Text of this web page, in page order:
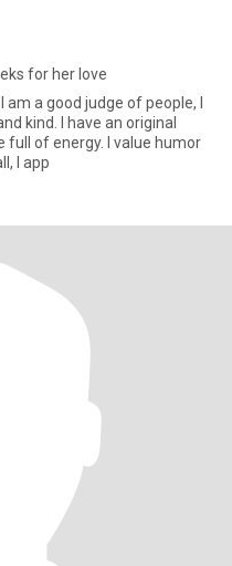
for her love
a good judge of people, I
kind. I have an original
full of energy. I value humor
I app